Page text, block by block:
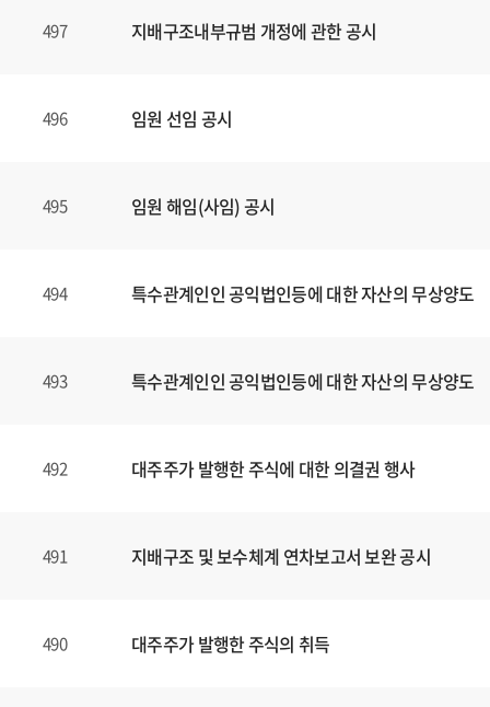
497 지배구조내부규범 개정에 관한 공시
496 임원 선임 공시
495 임원 해임(사임) 공시
494 특수관계인인 공익법인등에 대한 자산의 무상양도
493 특수관계인인 공익법인등에 대한 자산의 무상양도
492 대주주가 발행한 주식에 대한 의결권 행사
491 지배구조 및 보수체계 연차보고서 보완 공시
490 대주주가 발행한 주식의 취득